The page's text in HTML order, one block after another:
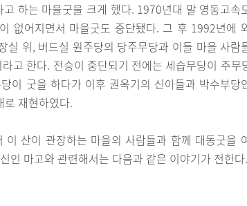
하는 마을굿을 크게 했다. 1970년대 말 영동고속
없어지면서 마을굿도 중단됐다. 그 후 1992년에
실 위, 버드실 원주당의 당주무당과 이들 마을 사람
고 한다. 전승이 중단되기 전에는 세습무당이 주무
이 굿을 하다가 이후 권옥기의 신아들과 박수부당
로 재현하였다.
산이 관장하는 마을의 사람들과 함께 대동굿을
인 마고와 관련해서는 다음과 같은 이야기가 전한다.